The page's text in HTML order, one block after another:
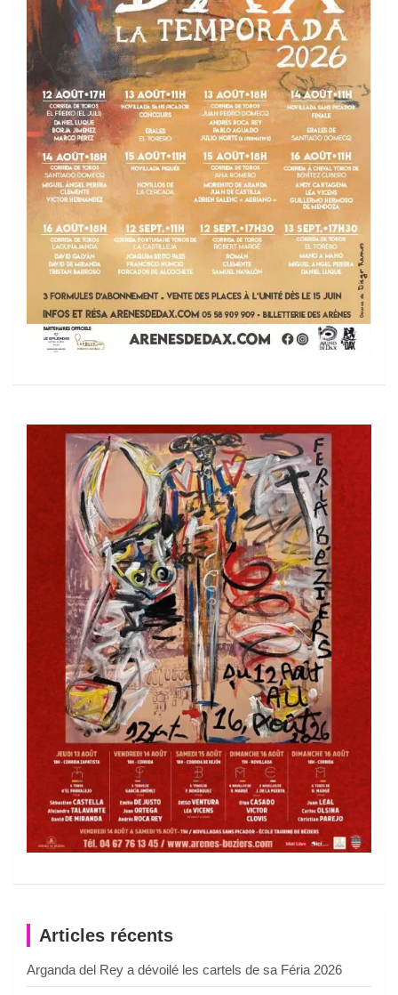
Articles récents
Arganda del Rey a dévoilé les cartels de sa Féria 2026